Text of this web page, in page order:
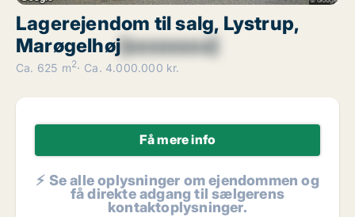
Lagerejendom til salg, Lystrup,
Marøgelhøj[xxxxxxxx]
Ca. 625 m2 Ca. 4.000.000 kr.
Få mere info
⚡ Se alle oplysninger om ejendommen og
få direkte adgang til sælgerens
kontaktoplysninger.